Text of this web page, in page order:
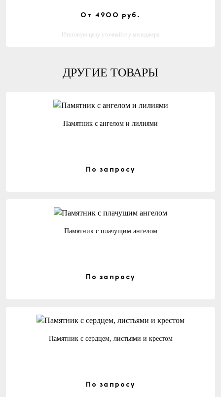
От 4900 руб.
Итоговую цену уточняйте у менеджера
ДРУГИЕ ТОВАРЫ
Памятник с ангелом и лилиями
По запросу
Памятник с плачущим ангелом
По запросу
Памятник с сердцем, листьями и крестом
По запросу